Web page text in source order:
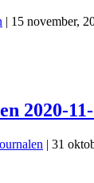
| 15 november,
2020-
| 31